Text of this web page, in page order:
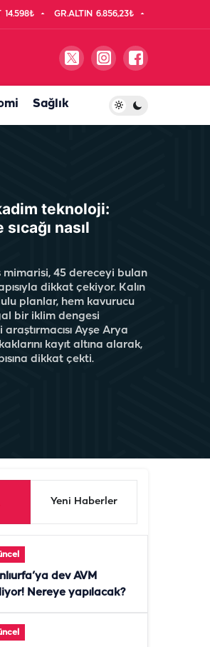
14.598₺ GR.ALTIN 6.856,23₺
Sağlık
teknoloji:
nasıl
mimarisi, 45 dereceyi bulan
dikkat çekiyor. Kalın
planlar, hem kavurucu
bir iklim dengesi
Ayşe Arya
kayıt altına alarak,
dikkat çekti.
Yeni Haberler
dev AVM
Nereye yapılacak?